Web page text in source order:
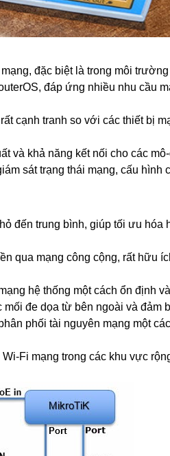
đặc biệt là trong môi
đáp ứng nhiều nhu cầu
cạnh tranh so với các thiết bị
và khả năng kết nối cho các
sát trạng thái mạng, cấu hình
đến trung bình, giúp tối ưu hóa
qua mạng công cộng, rất hữu
hệ thống một cách ổn định
đe dọa từ bên ngoài và đảm
phối tài nguyên mạng một
Fi mạng trong các khu vực